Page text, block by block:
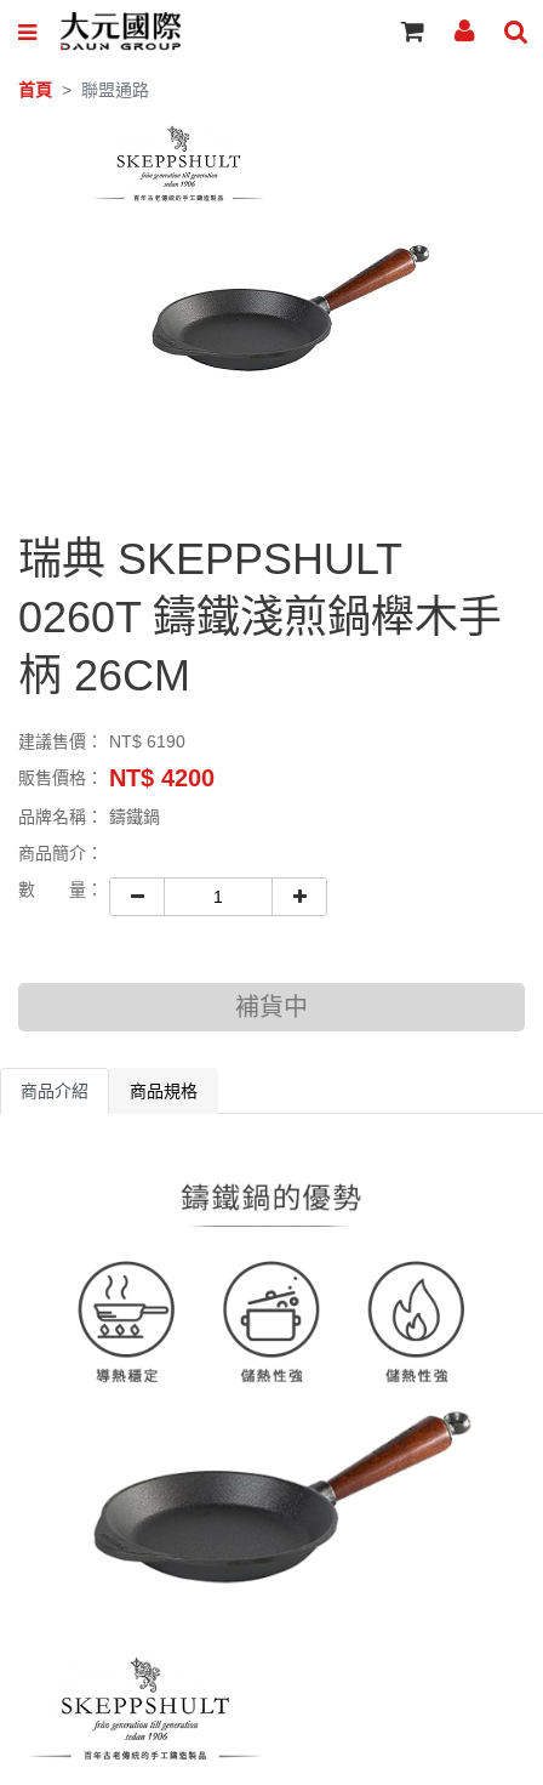
首頁 聯盟通路
瑞典 SKEPPSHULT
0260T 鑄鐵淺煎鍋櫸木手
柄 26CM
建議售價：
NT$ 6190
販售價格：
NT$ 4200
品牌名稱：
鑄鐵鍋
商品簡介：
數 量：
補貨中
商品介紹 商品規格